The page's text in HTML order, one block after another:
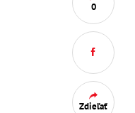
0
Zdieľať